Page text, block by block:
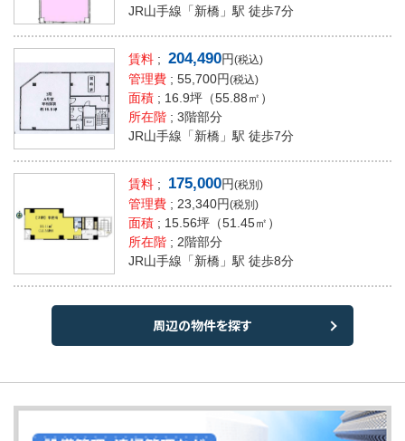
JR山手線「新橋」駅 徒歩7分
賃料 ; 204,490円(税込)
管理費 ; 55,700円(税込)
面積 ; 16.9坪 （55.88㎡）
所在階 ; 3階部分
JR山手線「新橋」駅 徒歩7分
賃料 ; 175,000円(税別)
管理費 ; 23,340円(税別)
面積 ; 15.56坪 （51.45㎡）
所在階 ; 2階部分
JR山手線「新橋」駅 徒歩8分
周辺の物件を探す